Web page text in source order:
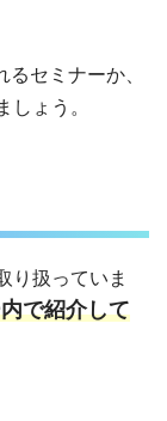
セミナーか、
しょう。
り扱っていま
で紹介して